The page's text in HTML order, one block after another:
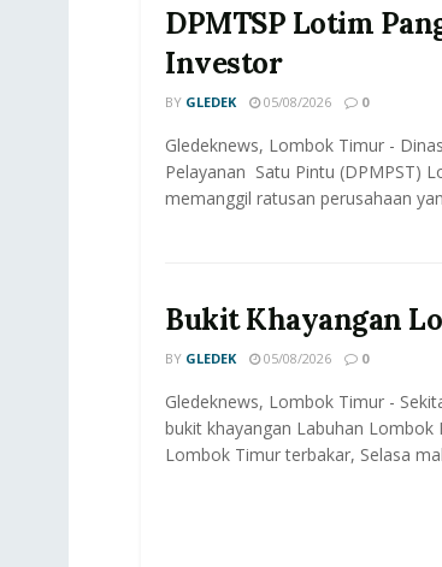
DPMTSP Lotim
Investor
BY GLEDEK 05/08/2026 0
Gledeknews, Lombok Timur -
Pelayanan Satu Pintu (DPMPST)
memanggil ratusan perusahaan
Bukit Khayangan
BY GLEDEK 05/08/2026 0
Gledeknews, Lombok Timur -
bukit khayangan Labuhan Lombok
Lombok Timur terbakar, Selasa